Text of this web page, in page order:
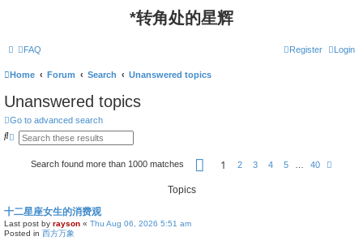
*转角处的星辉
FAQ Login
Register
Home Forum Search Unanswered topics
Unanswered topics
Go to advanced search
S A
s
e
a
Search found more than 1000 matches 1 2 3 4 5 40
Topics
十二星座女生的消费观
Last post by rayson « Thu Aug 06, 2026 5:51 am
Posted in 西方万象